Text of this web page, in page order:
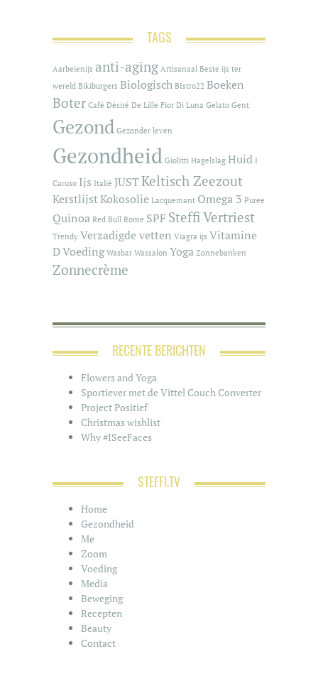
TAGS
Aarbeienijs anti-aging Artisanaal Beste ijs ter
wereld Bikiburgers Biologisch BIstro22 Boeken
Boter Café Désiré De Lille Fior Di Luna Gelato Gent
Gezond Gezonder leven
Gezondheid Giolitti Hagelslag Huid I
Caruso Ijs Italië JUSTKeltisch Zeezout
KerstlijstKokosolie Lacquemant Omega 3 Puree
Quinoa Red Bull Rome SPF Steffi Vertriest
Trendy Verzadigde vetten Viagra ijs Vitamine
DVoeding Wasbar Wassalon Yoga Zonnebanken
Zonnecrème
RECENTE BERICHTEN
Flowers and Yoga
Sportiever met de Vittel Couch Converter
Project Positief
Christmas wishlist
Why #ISeeFaces
STEFFI.TV
Home
Gezondheid
Me
Zoom
Voeding
Media
Beweging
Recepten
Beauty
Contact